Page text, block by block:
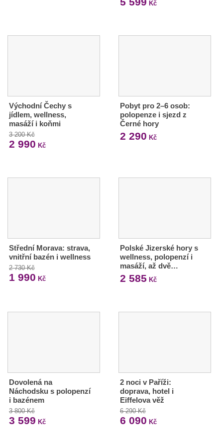
Kč
Východní Čechy s
jídlem, wellness,
masáží i koňmi
3 200 Kč
2 990 Kč
Pobyt pro 2–6 osob:
polopenze i sjezd z
Černé hory
2 290 Kč
Střední Morava: strava,
vnitřní bazén i wellness
2 730 Kč
1 990 Kč
Polské Jizerské hory s
wellness, polopenzí i
masáží, až dvě…
2 585 Kč
Dovolená na
Náchodsku s polopenzí
i bazénem
3 800 Kč
3 599 Kč
2 noci v Paříži:
doprava, hotel i
Eiffelova věž
6 290 Kč
6 090 Kč